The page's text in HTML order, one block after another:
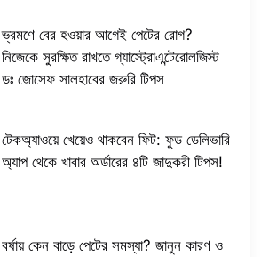
ভ্রমণে বের হওয়ার আগেই পেটের রোগ?
নিজেকে সুরক্ষিত রাখতে গ্যাস্ট্রোএন্টেরোলজিস্ট
ডঃ জোসেফ সালহাবের জরুরি টিপস
টেকঅ্যাওয়ে খেয়েও থাকবেন ফিট: ফুড ডেলিভারি
অ্যাপ থেকে খাবার অর্ডারের ৪টি জাদুকরী টিপস!
বর্ষায় কেন বাড়ে পেটের সমস্যা? জানুন কারণ ও